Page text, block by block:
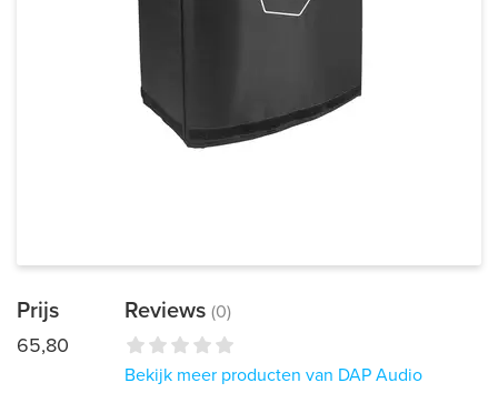
Prijs
65,80
Reviews (0)
Bekijk meer producten van DAP Audio